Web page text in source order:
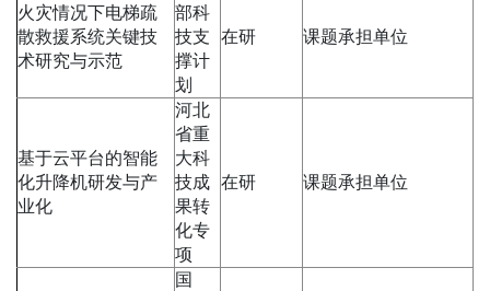
火灾情况下电梯疏
散救援系统关键技
术研究与示范
部科
技支
撑计
划
在研 课题承担单位
基于云平台的智能
化升降机研发与产
业化
河北
省重
大科
技成
果转
化专
项
在研 课题承担单位
国